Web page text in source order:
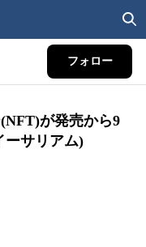
フォロー
が発売から9
ーサリアム)